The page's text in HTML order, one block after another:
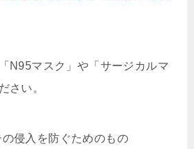
N95マスク」や「サージカルマ
さい。
侵入を防ぐためのもの